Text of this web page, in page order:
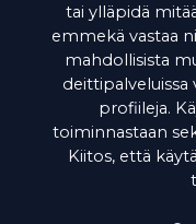
tai ylläpidä
emmekä vastaa
mahdollisista
deittipalveluissa
profiileja.
toiminnastaan
Kiitos, että